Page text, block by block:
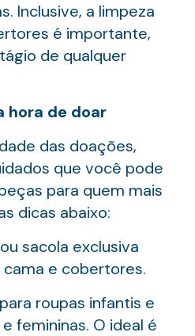
Inclusive, a limpeza
é importante,
de qualquer
hora de doar
das doações,
que você pode
para quem mais
dicas abaixo:
sacola exclusiva
e cobertores.
roupas infantis e
femininas. O ideal é